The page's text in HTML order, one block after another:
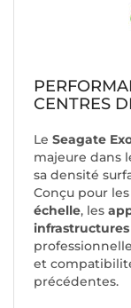
CENTRES
Le Seagate
majeure dans
sa densité
Conçu pour les
échelle, les
et
précédentes.